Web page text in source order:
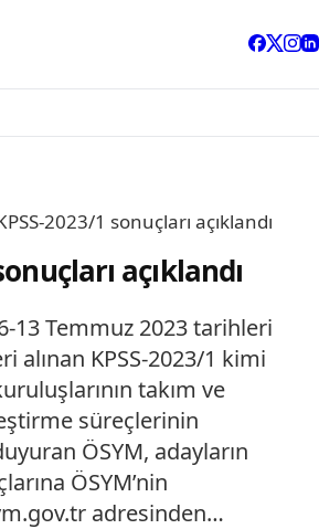
2023/1 sonuçları açıklandı
açıklandı
13 Temmuz 2023 tarihleri
alınan KPSS-2023/1 kimi
takım ve
süreçlerinin
ÖSYM, adayların
ÖSYM’nin
adresinden…